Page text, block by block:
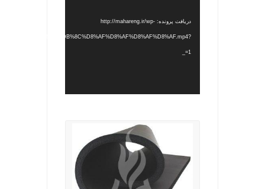
دریافت پرونده: http://mahareng.ir/wp-
%D8%AC%D8%AF%DB%8C%D8%AF%D8%AF%D8%AF%D8%AF.mp4?
_=1